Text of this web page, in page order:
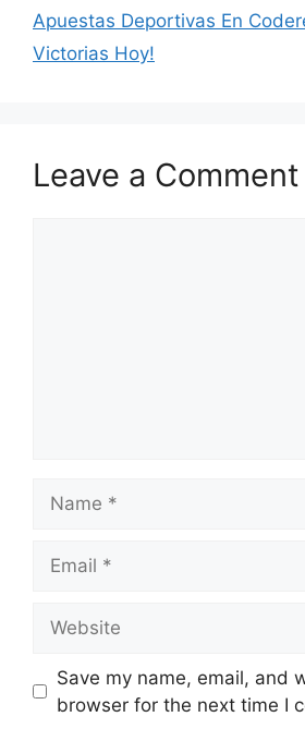
Apuestas Deportivas En
Victorias Hoy!
Leave a Comment
Save my name, email, and
browser for the next time I